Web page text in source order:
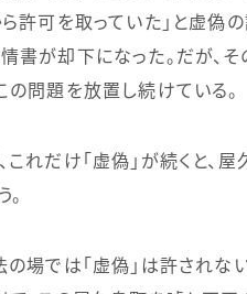
ら許可を取っていた」と虚
書が却下になった。だが、
の問題を放置し続けている。
れだけ「虚偽」が続くと、
場では「虚偽」は許されな